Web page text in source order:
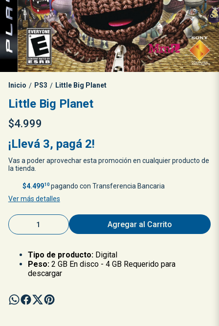
Inicio / PS3 / Little Big Planet
Little Big Planet
$4.999
¡Llevá 3, pagá 2!
Vas a poder aprovechar esta promoción en cualquier producto de
la tienda.
$4.49910pagando con Transferencia Bancaria
Ver más detalles
Agregar al Carrito
Tipo de producto: Digital
Peso: 2 GB En disco - 4 GB Requerido para
descargar